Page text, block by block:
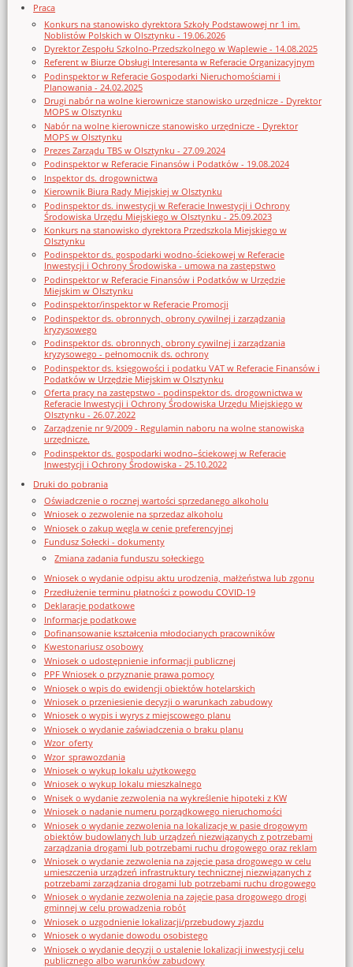
Praca
Konkurs na stanowisko dyrektora Szkoły Podstawowej nr 1 im.
Noblistów Polskich w Olsztynku - 19.06.2026
Dyrektor Zespołu Szkolno-Przedszkolnego w Waplewie - 14.08.2025
Referent w Biurze Obsługi Interesanta w Referacie Organizacyjnym
Podinspektor w Referacie Gospodarki Nieruchomościami i
Planowania - 24.02.2025
Drugi nabór na wolne kierownicze stanowisko urzędnicze - Dyrektor
MOPS w Olsztynku
Nabór na wolne kierownicze stanowisko urzędnicze - Dyrektor
MOPS w Olsztynku
Prezes Zarządu TBS w Olsztynku - 27.09.2024
Podinspektor w Referacie Finansów i Podatków - 19.08.2024
Inspektor ds. drogownictwa
Kierownik Biura Rady Miejskiej w Olsztynku
Podinspektor ds. inwestycji w Referacie Inwestycji i Ochrony
Środowiska Urzędu Miejskiego w Olsztynku - 25.09.2023
Konkurs na stanowisko dyrektora Przedszkola Miejskiego w
Olsztynku
Podinspektor ds. gospodarki wodno-ściekowej w Referacie
Inwestycji i Ochrony Środowiska - umowa na zastępstwo
Podinspektor w Referacie Finansów i Podatków w Urzędzie
Miejskim w Olsztynku
Podinspektor/inspektor w Referacie Promocji
Podinspektor ds. obronnych, obrony cywilnej i zarządzania
kryzysowego
Podinspektor ds. obronnych, obrony cywilnej i zarządzania
kryzysowego - pełnomocnik ds. ochrony
Podinspektor ds. księgowości i podatku VAT w Referacie Finansów i
Podatków w Urzędzie Miejskim w Olsztynku
Oferta pracy na zastępstwo - podinspektor ds. drogownictwa w
Referacie Inwestycji i Ochrony Środowiska Urzędu Miejskiego w
Olsztynku - 26.07.2022
Zarządzenie nr 9/2009 - Regulamin naboru na wolne stanowiska
urzędnicze.
Podinspektor ds. gospodarki wodno–ściekowej w Referacie
Inwestycji i Ochrony Środowiska - 25.10.2022
Druki do pobrania
Oświadczenie o rocznej wartości sprzedanego alkoholu
Wniosek o zezwolenie na sprzedaz alkoholu
Wniosek o zakup węgla w cenie preferencyjnej
Fundusz Sołecki - dokumenty
Zmiana zadania funduszu sołeckiego
Wniosek o wydanie odpisu aktu urodzenia, małżeństwa lub zgonu
Przedłużenie terminu płatności z powodu COVID-19
Deklaracje podatkowe
Informacje podatkowe
Dofinansowanie kształcenia młodocianych pracowników
Kwestonariusz osobowy
Wniosek o udostępnienie informacji publicznej
PPF Wniosek o przyznanie prawa pomocy
Wniosek o wpis do ewidencji obiektów hotelarskich
Wniosek o przeniesienie decyzji o warunkach zabudowy
Wniosek o wypis i wyrys z miejscowego planu
Wniosek o wydanie zaświadczenia o braku planu
Wzor_oferty
Wzor_sprawozdania
Wniosek o wykup lokalu użytkowego
Wniosek o wykup lokalu mieszkalnego
Wnisek o wydanie zezwolenia na wykreślenie hipoteki z KW
Wniosek o nadanie numeru porządkowego nieruchomości
Wniosek o wydanie zezwolenia na lokalizację w pasie drogowym
obiektów budowlanych lub urządzeń niezwiązanych z potrzebami
zarządzania drogami lub potrzebami ruchu drogowego oraz reklam
Wniosek o wydanie zezwolenia na zajęcie pasa drogowego w celu
umieszczenia urządzeń infrastruktury technicznej niezwiązanych z
potrzebami zarządzania drogami lub potrzebami ruchu drogowego
Wniosek o wydanie zezwolenia na zajęcie pasa drogowego drogi
gminnej w celu prowadzenia robót
Wniosek o uzgodnienie lokalizacji/przebudowy zjazdu
Wniosek o wydanie dowodu osobistego
Wniosek o wydanie decyzji o ustalenie lokalizacji inwestycji celu
publicznego albo warunków zabudowy